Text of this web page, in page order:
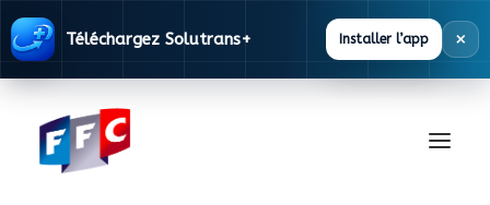
Téléchargez Solutrans+ Installer l’app ×